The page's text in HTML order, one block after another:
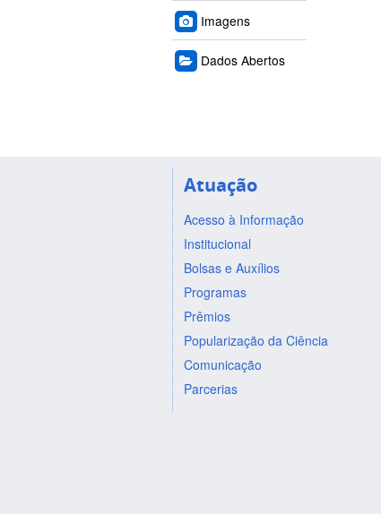
Imagens
Dados Abertos
Atuação
Acesso à Informação
Institucional
Bolsas e Auxílios
Programas
Prêmios
Popularização da Ciência
Comunicação
Parcerias